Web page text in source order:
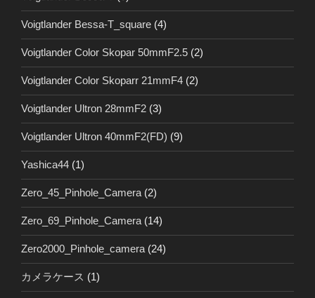
Voigtlander Bessa-T_square (4)
Voigtlander Color Skopar 50mmF2.5 (2)
Voigtlander Color Skoparr 21mmF4 (2)
Voigtlander Ultron 28mmF2 (3)
Voigtlander Ultron 40mmF2(FD) (9)
Yashica44 (1)
Zero_45_Pinhole_Camera (2)
Zero_69_Pinhole_Camera (14)
Zero2000_Pinhole_camera (24)
カメラケース (1)